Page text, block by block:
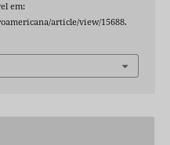
em:
article/view/15688.